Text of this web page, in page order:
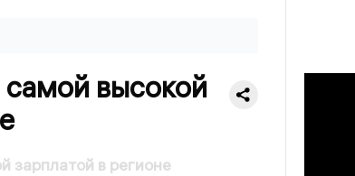
самой высокой
зарплатой в регионе